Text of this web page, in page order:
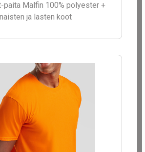
paita Malfin 100% polyester +
naisten ja lasten koot